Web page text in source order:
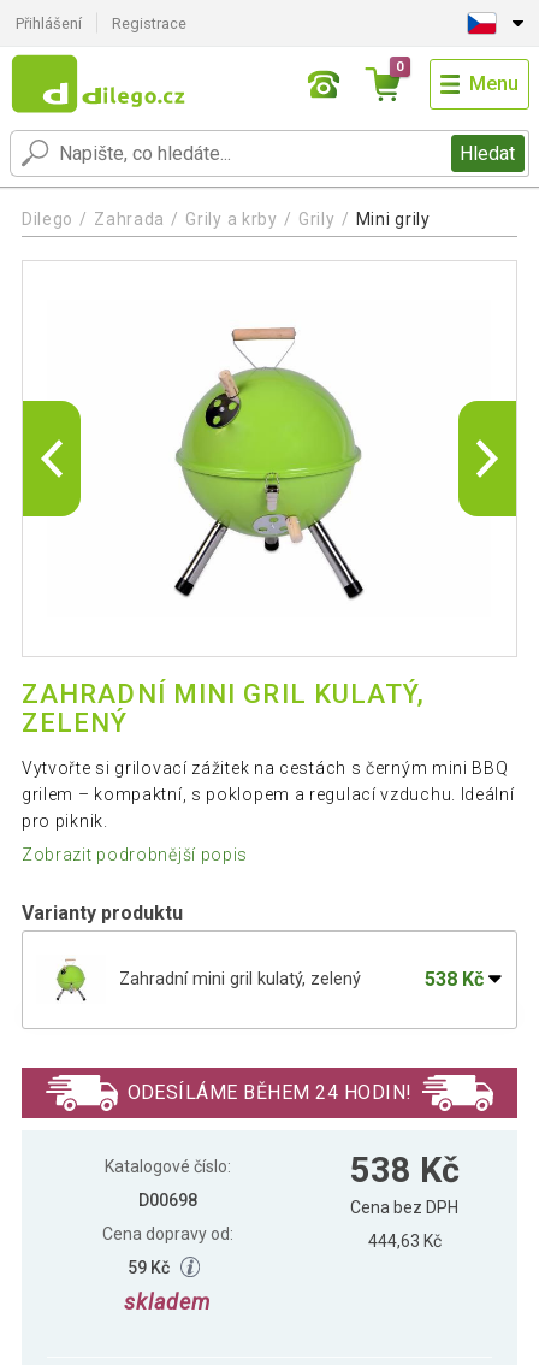
Přihlášení Registrace
Hledat
0
Menu
Dilego Zahrada Grily a krby Grily Mini grily
ZAHRADNÍ MINI GRIL KULATÝ,
ZELENÝ
Vytvořte si grilovací zážitek na cestách s černým mini BBQ
grilem – kompaktní, s poklopem a regulací vzduchu. Ideální
pro piknik.
Zobrazit podrobnější popis
Varianty produktu
Zahradní mini gril kulatý, zelený 538 Kč
Zahradní mini gril kulatý, růžový 538 Kč
ODESÍLÁME BĚHEM 24 HODIN!
Katalogové číslo:
D00698
Cena dopravy od:
59 Kč
skladem
538 Kč
Cena bez DPH
444,63 Kč